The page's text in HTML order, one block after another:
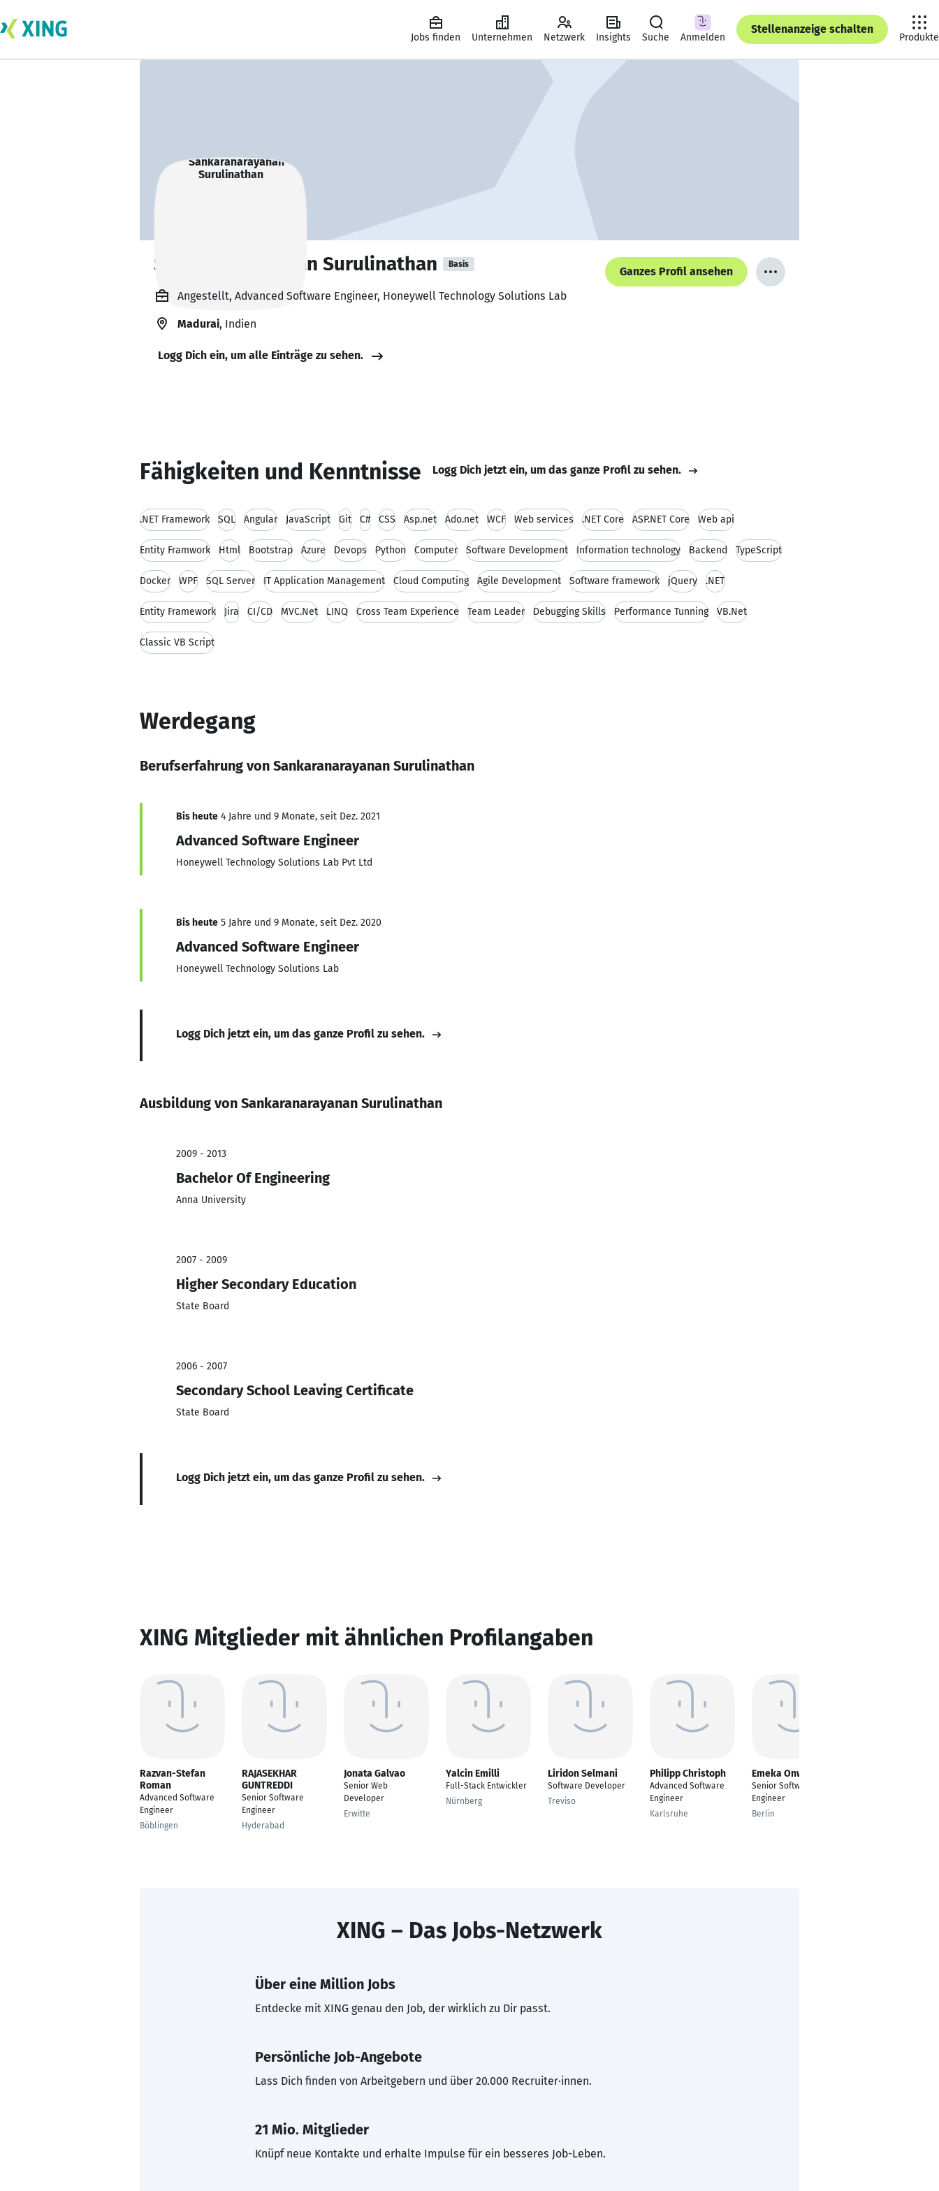
Jobs finden Unternehmen Netzwerk Insights Suche Anmelden
Stellenanzeige schalten
Produkte
Sankaranarayanan Surulinathan Basis
Ganzes Profil ansehen
Angestellt, Advanced Software Engineer, Honeywell Technology Solutions Lab
Madurai, Indien
Logg Dich ein, um alle Einträge zu sehen.
Fähigkeiten und Kenntnisse Logg Dich jetzt ein, um das ganze Profil zu sehen.
.NET Framework SQL Angular JavaScript Git C# CSS Asp.net Ado.net WCF Web services .NET Core ASP.NET Core Web api
Entity Framwork Html Bootstrap Azure Devops Python Computer Software Development Information technology Backend TypeScript
Docker WPF SQL Server IT Application Management Cloud Computing Agile Development Software framework jQuery .NET
Entity Framework Jira CI/CD MVC.Net LINQ Cross Team Experience Team Leader Debugging Skills Performance Tunning VB.Net
Classic VB Script
Werdegang
Berufserfahrung von Sankaranarayanan Surulinathan
Bis heute 4 Jahre und 9 Monate, seit Dez. 2021
Advanced Software Engineer
Honeywell Technology Solutions Lab Pvt Ltd
Bis heute 5 Jahre und 9 Monate, seit Dez. 2020
Advanced Software Engineer
Honeywell Technology Solutions Lab
Logg Dich jetzt ein, um das ganze Profil zu sehen.
Ausbildung von Sankaranarayanan Surulinathan
2009 - 2013
Bachelor Of Engineering
Anna University
2007 - 2009
Higher Secondary Education
State Board
2006 - 2007
Secondary School Leaving Certificate
State Board
Logg Dich jetzt ein, um das ganze Profil zu sehen.
XING Mitglieder mit ähnlichen Profilangaben
Razvan-Stefan
Roman
Advanced Software
Engineer
Böblingen
RAJASEKHAR
GUNTREDDI
Senior Software
Engineer
Hyderabad
Jonata Galvao
Senior Web
Developer
Erwitte
Yalcin Emilli
Full-Stack Entwickler
Nürnberg
Liridon Selmani
Software Developer
Treviso
Philipp Christoph
Advanced Software
Engineer
Karlsruhe
Emeka Onwuzulike
Senior Software
Engineer
Berlin
XING – Das Jobs-Netzwerk
Über eine Million Jobs
Entdecke mit XING genau den Job, der wirklich zu Dir passt.
Persönliche Job-Angebote
Lass Dich finden von Arbeitgebern und über 20.000 Recruiter·innen.
21 Mio. Mitglieder
Knüpf neue Kontakte und erhalte Impulse für ein besseres Job-Leben.